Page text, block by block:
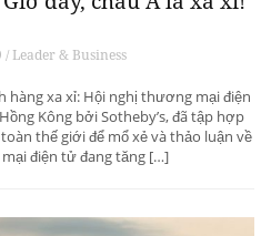
/ Leader & Business
hàng xa xỉ: Hội nghị thương mại điện
Kông bởi Sotheby’s, đã tập hợp
thế giới để mổ xẻ và thảo luận về
điện tử đang tăng […]